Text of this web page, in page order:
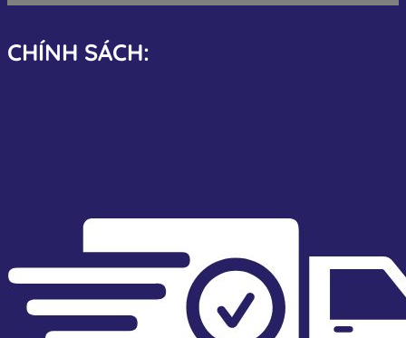
CHÍNH SÁCH: